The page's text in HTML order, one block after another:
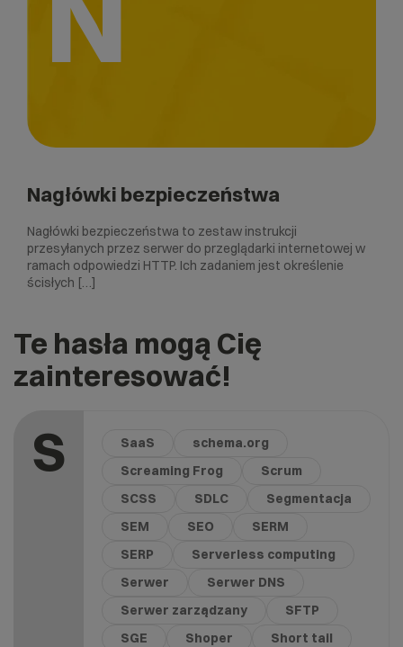
Nagłówki bezpieczeństwa
Nagłówki bezpieczeństwa to zestaw instrukcji
przesyłanych przez serwer do przeglądarki internetowej w
ramach odpowiedzi HTTP. Ich zadaniem jest określenie
ścisłych […]
Te hasła mogą Cię
zainteresować!
S SaaS
schema.org
Screaming Frog
Scrum
SCSS
SDLC
Segmentacja
SEM
SEO
SERM
SERP
Serverless computing
Serwer
Serwer DNS
Serwer zarządzany
SFTP
SGE
Shoper
Short tail